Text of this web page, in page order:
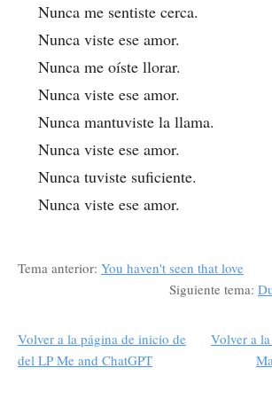
Nunca me sentiste cerca.
Nunca viste ese amor.
Nunca me oíste llorar.
Nunca viste ese amor.
Nunca mantuviste la llama.
Nunca viste ese amor.
Nunca tuviste suficiente.
Nunca viste ese amor.
Tema anterior: You haven't seen that love
Siguiente tema:
Volver a la página de inicio de
del LP Me and ChatGPT
Volver a